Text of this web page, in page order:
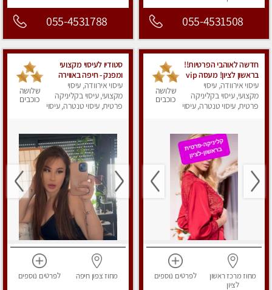
055-4531508
055-4531788
חדשה לאוהבי הפרטיות!!
בראשון לציון! מעסה vip
מפנקת בקליניקה פרטית
לחלוטין!!! לבד! לרציניים
בלבד! מומלץ!
עיסוי אירוודה, עיסוי
מקצועי, עיסוי בקליניקה
פרטית, עיסוי טנטרה, עיסוי
שלושה
כוכבים
מחוז מרכזראשון
לציון
לפרטים נוספים
סטודיו לעיסוי מקצועי
ומפנק - חיפה באווירה
נעימה ושקטה
עיסוי אירוודה, עיסוי
מקצועי, עיסוי בקליניקה
פרטית, עיסוי טנטרה, עיסוי
שלושה
כוכבים
מחוז צפוןחיפה לפרטים נוספים